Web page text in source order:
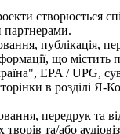
створюється
партнерами.
публікація,
що містить
EPA / UPG,
в розділі Я-
передрук та
та/або